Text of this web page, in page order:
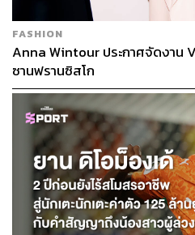
FASHION
Anna Wintour ประกาศจัดงาน
ซานฟรานซิสโก